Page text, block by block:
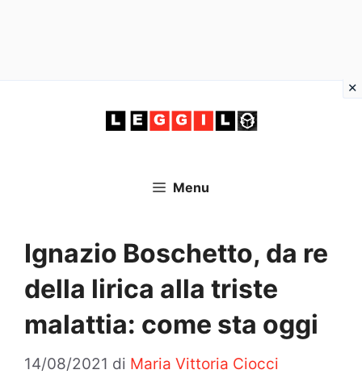
Menu
Ignazio Boschetto, da re
della lirica alla triste
malattia: come sta oggi
14/08/2021 di Maria Vittoria Ciocci